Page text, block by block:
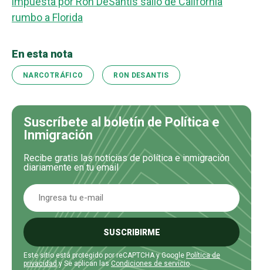
rumbo a Florida
En esta nota
NARCOTRÁFICO RON DESANTIS
Suscríbete al boletín de Política e
Inmigración
Recibe gratis las noticias de política e inmigración
diariamente en tu email
SUSCRIBIRME
Este sitio está protegido por reCAPTCHA y Google Política de
privacidad y Se aplican lasCondiciones de servicio.